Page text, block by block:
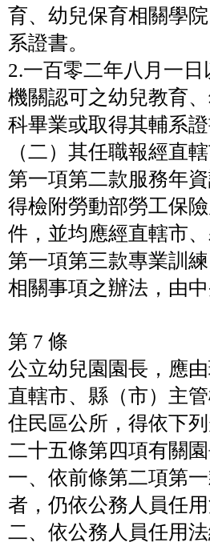
育、幼兒保育相關學
系證書。
2.一百零二年八月一
機關認可之幼兒教育
科畢業或取得其輔系證
（二）其任職報經直
第一項第二款服務年
得檢附勞動部勞工保
件，並均應經直轄市
第一項第三款專業訓
相關事項之辦法，由
第 7 條
公立幼兒園園長，應
直轄市、縣（市）主
住民區公所，得依下
二十五條第四項有關
一、依前條第二項第
者，仍依公務人員任
二、依公務人員任用